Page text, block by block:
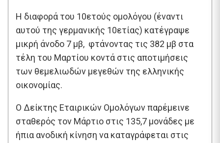
Η διαφορά του 10ετούς ομολόγου (έναντι
αυτού της γερμανικής 10ετίας) κατέγραψε
μικρή άνοδο 7 μβ, φτάνοντας τις 382 μβ στα
τέλη του Μαρτίου κοντά στις αποτιμήσεις
των θεμελιωδών μεγεθών της ελληνικής
οικονομίας.
Ο Δείκτης Εταιρικών Ομολόγων παρέμεινε
σταθερός τον Μάρτιο στις 135,7 μονάδες με
ήπια ανοδική κίνηση να καταγράφεται στις